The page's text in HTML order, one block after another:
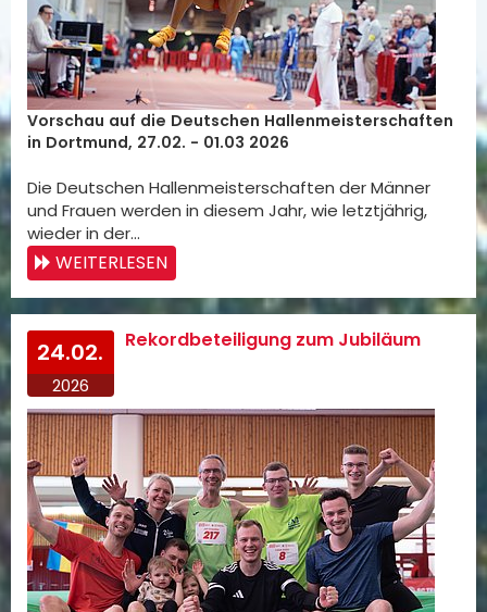
Vorschau auf die Deutschen Hallenmeisterschaften
in Dortmund, 27.02. - 01.03 2026
Die Deutschen Hallenmeisterschaften der Männer
und Frauen werden in diesem Jahr, wie letztjährig,
wieder in der…
WEITERLESEN
24.02.
2026
Rekordbeteiligung zum Jubiläum